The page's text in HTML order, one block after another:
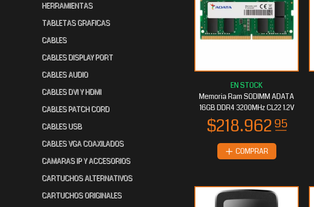
HERRAMIENTAS
TABLETAS GRAFICAS
CABLES
CABLES DISPLAY PORT
CABLES AUDIO
CABLES DVI Y HDMI
CABLES PATCH CORD
CABLES USB
CABLES VGA COAXILADOS
CAMARAS IP Y ACCESORIOS
CARTUCHOS ALTERNATIVOS
CARTUCHOS ORIGINALES
Memoria Ram SODIMM ADATA
16GB DDR4 3200MHz CL22 1.2V
COMPRAR